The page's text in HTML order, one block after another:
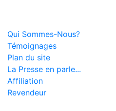
Qui Sommes-Nous?
Témoignages
Plan du site
La Presse en parle...
Affiliation
Revendeur